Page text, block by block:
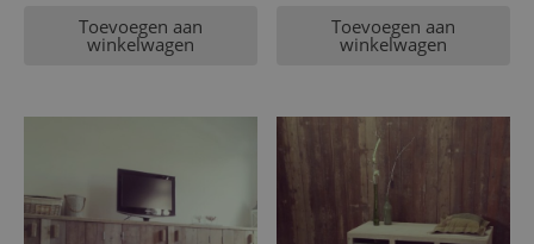
Toevoegen aan
winkelwagen
Toevoegen aan
winkelwagen